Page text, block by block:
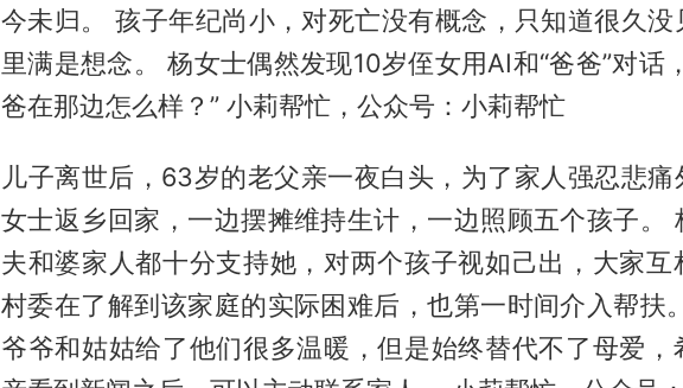
今未归。 孩子年纪尚小，对死亡没有概念，只知道很久没
里满是想念。 杨女士偶然发现10岁侄女用AI和“爸爸”对话
爸在那边怎么样？” 小莉帮忙，公众号：小莉帮忙
儿子离世后，63岁的老父亲一夜白头，为了家人强忍悲痛
女士返乡回家，一边摆摊维持生计，一边照顾五个孩子。
夫和婆家人都十分支持她，对两个孩子视如己出，大家互
村委在了解到该家庭的实际困难后，也第一时间介入帮扶
爷爷和姑姑给了他们很多温暖，但是始终替代不了母爱，